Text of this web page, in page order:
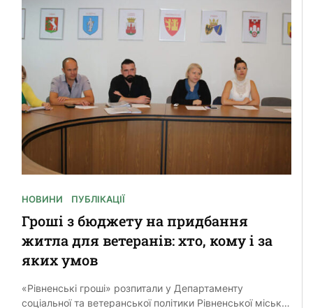
НОВИНИ ПУБЛІКАЦІЇ
Гроші з бюджету на придбання
житла для ветеранів: хто, кому і за
яких умов
«Рівненські гроші» розпитали у Департаменту
соціальної та ветеранської політики Рівненської міської